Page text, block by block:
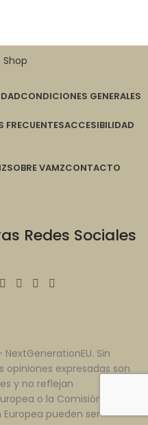
CONDICIONES GENERALES
FRECUENTESACCESIBILIDAD
SOBRE VAMZCONTACTO
Redes Sociales
Sin
opiniones expresadas son
y no reflejan
o la Comisión Europea.
Europea pueden ser